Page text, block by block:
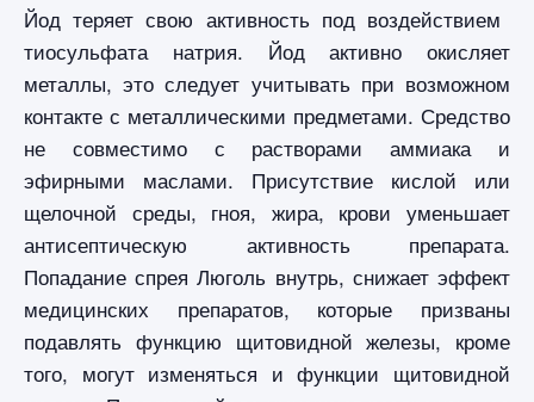
Йод теряет свою активность под воздействием
тиосульфата натрия. Йод активно окисляет
металлы, это следует учитывать при возможном
контакте с металлическими предметами. Средство
не совместимо с растворами аммиака и
эфирными маслами. Присутствие кислой или
щелочной среды, гноя, жира, крови уменьшает
антисептическую активность препарата.
Попадание спрея Люголь внутрь, снижает эффект
медицинских препаратов, которые призваны
подавлять функцию щитовидной железы, кроме
того, могут изменяться и функции щитовидной